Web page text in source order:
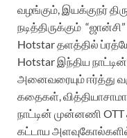
வழங்கும், இயக்குநர்
நடித்திருக்கும்
Hotstar தளத்தில்
Hotstar இந்திய
அனைவரையும் ஈர்த்து
கதைகள்,
நாட்டின் முன்னணி
கட்டாய